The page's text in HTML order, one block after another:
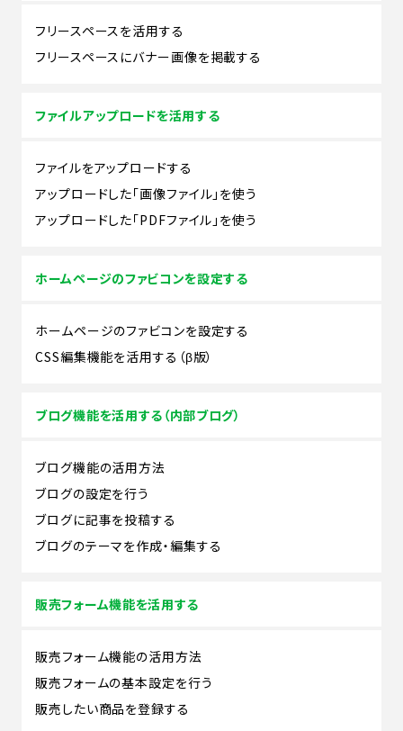
フリースペースを活用する
フリースペースにバナー画像を掲載する
ファイルアップロードを活用する
ファイルをアップロードする
アップロードした「画像ファイル」を使う
アップロードした「PDFファイル」を使う
ホームページのファビコンを設定する
ホームページのファビコンを設定する
CSS編集機能を活用する（β版）
ブログ機能を活用する（内部ブログ）
ブログ機能の活用方法
ブログの設定を行う
ブログに記事を投稿する
ブログのテーマを作成・編集する
販売フォーム機能を活用する
販売フォーム機能の活用方法
販売フォームの基本設定を行う
販売したい商品を登録する